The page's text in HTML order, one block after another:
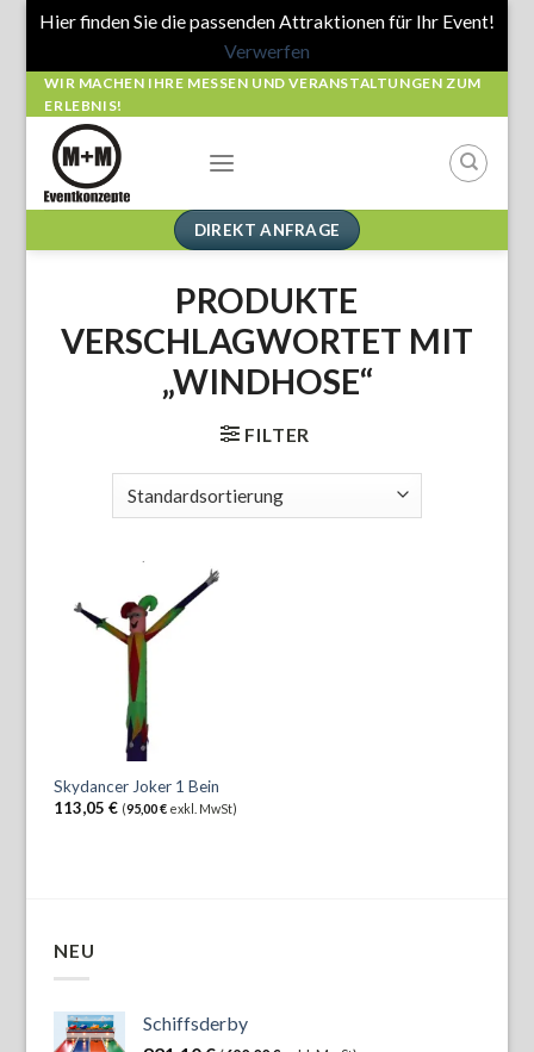
Hier finden Sie die passenden Attraktionen für Ihr Event!
Verwerfen
Skip
to
content
WIR MACHEN IHRE MESSEN UND VERANSTALTUNGEN ZUM
ERLEBNIS!
DIREKT ANFRAGE
PRODUKTE
VERSCHLAGWORTET MIT
„WINDHOSE“
FILTER
Skydancer Joker 1 Bein
113,05€ (95,00€ exkl. MwSt)
NEU
Schiffsderby